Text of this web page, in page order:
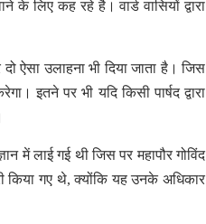
के लिए कह रहे है। वार्ड वासियों द्वारा
ऐसा उलाहना भी दिया जाता है। जिस
इतने पर भी यदि किसी पार्षद द्वारा
में लाई गई थी जिस पर महापौर गोविंद
किया गए थे, क्योंकि यह उनके अधिकार